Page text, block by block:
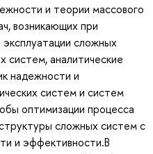
и теории массового
возникающих при
сложных
систем, аналитические
надежности и
систем и систем
оптимизации процесса
сложных систем с
и эффективности.В